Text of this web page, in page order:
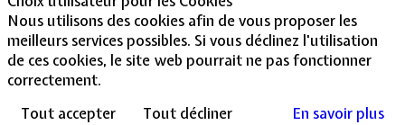
Nous utilisons des cookies afin de vous proposer les
meilleurs services possibles. Si vous déclinez l'utilisation
de ces cookies, le site web pourrait ne pas fonctionner
correctement.
Tout accepter
Tout décliner
En savoir plus